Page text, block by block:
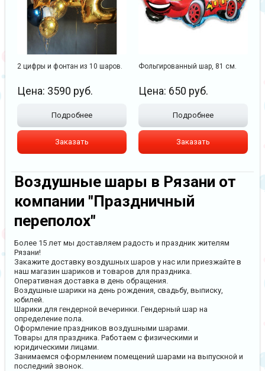
2 цифры и фонтан из 10 шаров.
Цена: 3590 руб.
Подробнее
Заказать
Фольгированный шар, 81 см.
Цена: 650 руб.
Подробнее
Заказать
Воздушные шары в Рязани от
компании "Праздничный
переполох"
Более 15 лет мы доставляем радость и праздник жителям
Рязани!
Закажите доставку воздушных шаров у нас или приезжайте в
наш магазин шариков и товаров для праздника.
Оперативная доставка в день обращения.
Воздушные шарики на день рождения, свадьбу, выписку,
юбилей.
Шарики для гендерной вечеринки. Гендерный шар на
определение пола.
Оформление праздников воздушными шарами.
Товары для праздника. Работаем с физическими и
юридическими лицами.
Занимаемся оформлением помещений шарами на выпускной и
последний звонок.